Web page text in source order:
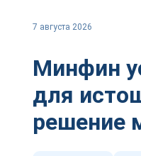
7 августа 2026
Минфин
для
решение